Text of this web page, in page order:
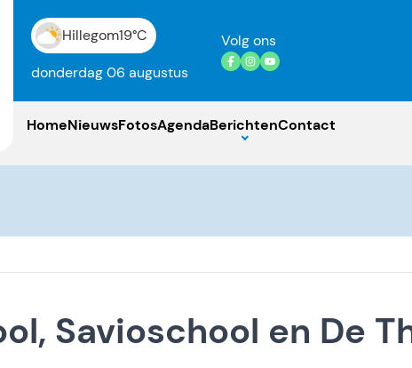
Hillegom19°C
donderdag 06 augustus
Volg ons
HomeNieuwsFotosAgendaBerichtenContact
Savioschool en De